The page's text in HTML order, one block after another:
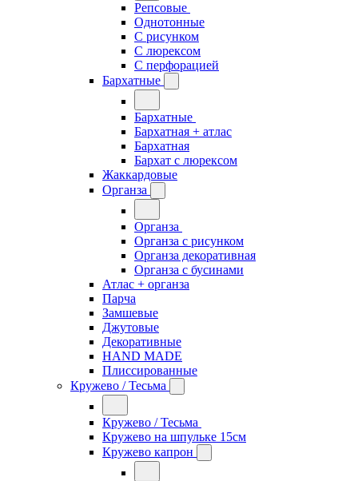
Репсовые
Однотонные
С рисунком
С люрексом
С перфорацией
Бархатные
Бархатные
Бархатная + атлас
Бархатная
Бархат с люрексом
Жаккардовые
Органза
Органза
Органза с рисунком
Органза декоративная
Органза с бусинами
Атлас + органза
Парча
Замшевые
Джутовые
Декоративные
HAND MADE
Плиссированные
Кружево / Тесьма
Кружево / Тесьма
Кружево на шпульке 15см
Кружево капрон